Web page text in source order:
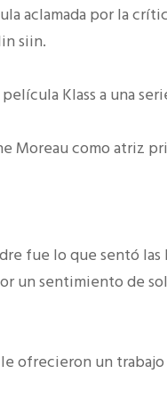
aclamada por la
siin.
Klass a una
Moreau como atriz
fue lo que sentó
un sentimiento de
ofrecieron un trabajo